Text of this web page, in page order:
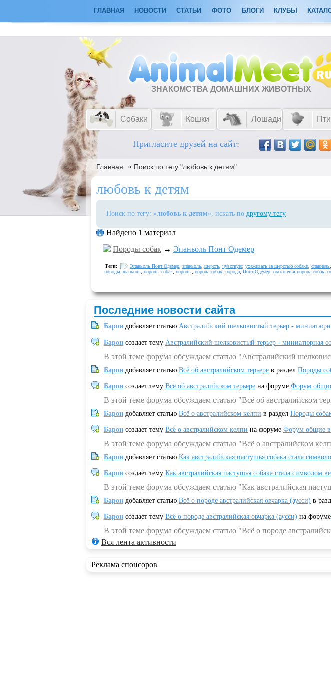
ГЛАВНАЯ НОВОСТИ СТАТЬИ ФОТО БЛОГИ КЛУБЫ
ЗНАКОМСТВА ДОМАШНИХ ЖИВОТНЫХ
Собаки Кошки Лошади
Пригласите друзей на сайт:
Главная » Поиск по тегу "любовь к детям"
любовь к детям
Поиск по тегу: «любовь к детям», искать по другому тегу
Найдено 1 материал
Породы собак → Эпаньоль Понт Одемер
Теги: Эпаньоль Понт Одемер эпаньоль шерсть чувствует, ухаживать за шерстью собаки спаниель
породы эпаньоль породы собак породы порода собак порода Понт Одемер охотничья порода собак
Последние новости сайта
Барон добавляет статью Австралийский шелковистый терьер -
Барон создает тему Австралийский шелковистый терьер - миниатюрная
В этой теме форума обсуждаем статью "Австралийский
Барон добавляет статью Всё об австралийском терьере в раздел Породы
Барон создает тему Всё об австралийском терьере на форуме Форум
В этой теме форума обсуждаем статью "Всё об австралийском
Барон добавляет статью Всё о австралийском келпи в раздел Породы
Барон создает тему Всё о австралийском келпи на форуме Форум общие
В этой теме форума обсуждаем статью "Всё о австралийском
Барон добавляет статью Как австралийская пастушья собака стала
Барон создает тему Как австралийская пастушья собака стала символом
В этой теме форума обсуждаем статью "Как австралийская
Барон добавляет статью Всё о породе австралийская овчарка (аусси) в
Барон создает тему Всё о породе австралийская овчарка (аусси) на форуме
В этой теме форума обсуждаем статью "Всё о породе
Вся лента активности
Реклама спонсоров